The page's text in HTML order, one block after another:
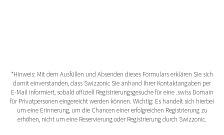
*Hinweis: Mit dem Ausfüllen und Absenden dieses Formulars erklären Sie sich
damit einverstanden, dass Swizzonic Sie anhand Ihrer Kontaktangaben per
E-Mail informiert, sobald offiziell Registrierungsgesuche für eine .swiss Domain
für Privatpersonen eingereicht werden können. Wichtig: Es handelt sich hierbei
um eine Erinnerung, um die Chancen einer erfolgreichen Registrierung zu
erhöhen, nicht um eine Reservierung oder Registrierung durch Swizzonic.